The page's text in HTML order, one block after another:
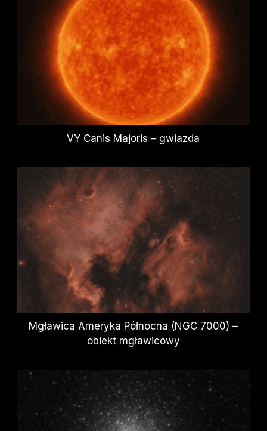
VY Canis Majoris – gwiazda
Mgławica Ameryka Północna (NGC 7000) –
obiekt mgławicowy